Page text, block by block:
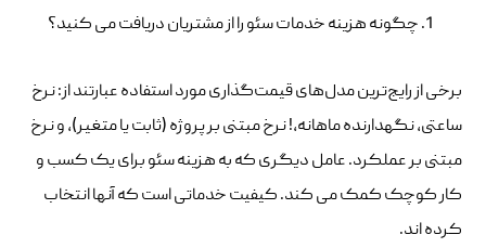
چگونه هزینه خدمات سئو را از مشتریان دریافت می کنید؟
برخی از رایج‌ترین مدل‌های قیمت‌گذاری مورد استفاده عبارتند از: نرخ
ساعتی، نگهدارنده ماهانه،! نرخ مبتنی بر پروژه (ثابت یا متغیر)، و نرخ
مبتنی بر عملکرد. عامل دیگری که به هزینه سئو برای یک کسب و
کار کوچک کمک می کند. کیفیت خدماتی است که آنها انتخاب
کرده اند.